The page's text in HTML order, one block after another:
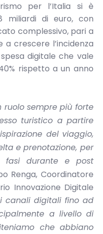
per l’Italia si è
di euro, con
complessivo, pari a
a crescere l’incidenza
digitale che vale
rispetto a un anno
ruolo sempre più forte
turistico a partire
del viaggio,
e prenotazione, per
fasi durante e post
Renga, Coordinatore
Innovazione Digitale
canali digitali fino ad
a livello di
che abbiano